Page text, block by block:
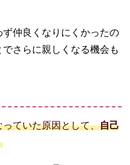
仲良くなりにくかったの
さらに親しくなる機会も
ていた原因として、自己